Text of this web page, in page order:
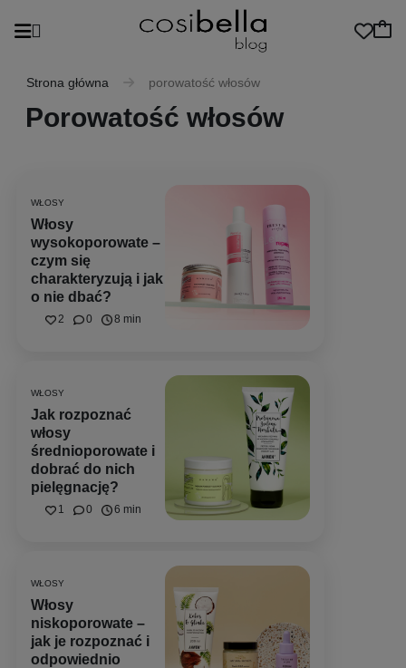
Strona główna porowatość włosów
Porowatość włosów
WŁOSY
Włosy
wysokoporowate –
czym się
charakteryzują i jak
o nie dbać?
2 0 8 min
WŁOSY
Jak rozpoznać
włosy
średnioporowate i
dobrać do nich
pielęgnację?
1 0 6 min
WŁOSY
Włosy
niskoporowate –
jak je rozpoznać i
odpowiednio